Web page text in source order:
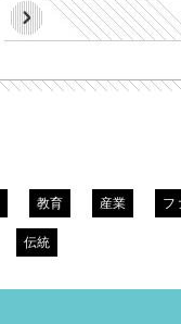
教育 産業 フ
伝統